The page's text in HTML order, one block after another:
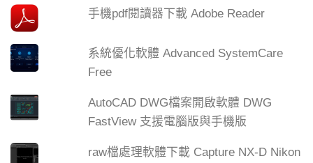
手機pdf閱讀器下載 Adobe Reader
系統優化軟體 Advanced SystemCare
Free
AutoCAD DWG檔案開啟軟體 DWG
FastView 支援電腦版與手機版
raw檔處理軟體下載 Capture NX-D Nikon